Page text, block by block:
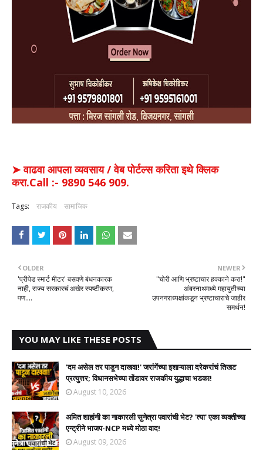
➤ वाढवा आपला व्यवसाय / वेब पोर्टल्स करिता इथे क्लिक
करा.Call :- 9890 546 909.
Tags: राजकीय सामाजिक
NEWER
​"चोरी आणि भ्रष्टाचार हक्काने करा!"
अंबरनाथमध्ये महायुतीच्या
उपनगराध्यक्षांकडून भ्रष्टाचाराचे जाहीर
समर्थन!
OLDER
'प्रीपेड स्मार्ट मीटर' बसवणे बंधनकारक
नाही, राज्य सरकारचं अखेर स्पष्टीकरण,
पण....
YOU MAY LIKE THESE POSTS
​'दम असेल तर पाडून दाखवा!' जरांगेंच्या इशाऱ्याला दरेकरांचं तिखट
प्रत्युत्तर; विधानसभेच्या तोंडावर राजकीय युद्धाचा भडका!
August 10, 2026
अमित शाहांनी का नाकारली सुनेत्रा पवारांची भेट? 'त्या' एका व्यक्तीच्या
एन्ट्रीने भाजप-NCP मध्ये मोठा वाद!
August 09, 2026